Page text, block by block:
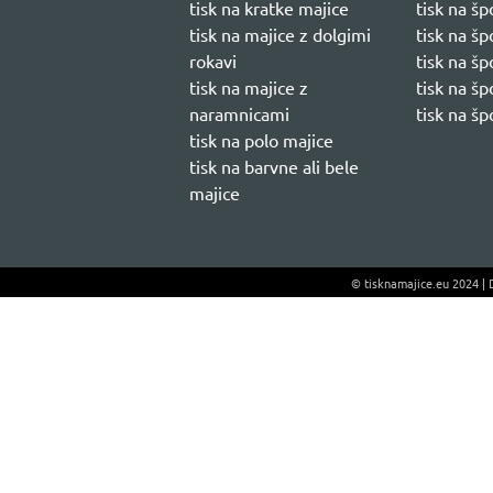
tisk na kratke majice
tisk na majice z dolgimi
rokavi
tisk na majice z
naramnicami
tisk na polo majice
tisk na barvne ali bele
majice
tisk na
tisk na
tisk na
tisk na
tisk na
© tisknamajice.eu 2024 |